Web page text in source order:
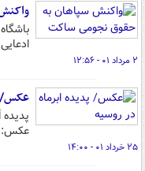
۲ مرداد ۰۱ - ۱۲:۵۶
عکس/
عکس: sputniknews
۲۵ خرداد ۰۱ - ۱۴:۰۰